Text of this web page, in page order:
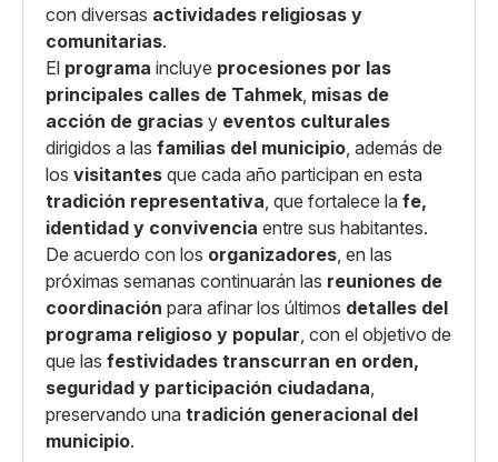
con diversas actividades religiosas y
comunitarias.
El programa incluye procesiones por las
principales calles de Tahmek, misas de
acción de gracias y eventos culturales
dirigidos a las familias del municipio, además de
los visitantes que cada año participan en esta
tradición representativa, que fortalece la fe,
identidad y convivencia entre sus habitantes.
De acuerdo con los organizadores, en las
próximas semanas continuarán las reuniones de
coordinación para afinar los últimos detalles del
programa religioso y popular, con el objetivo de
que las festividades transcurran en orden,
seguridad y participación ciudadana,
preservando una tradición generacional del
municipio.